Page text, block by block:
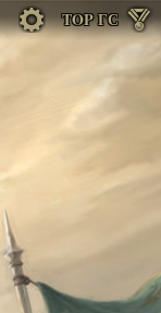
TOP ГС